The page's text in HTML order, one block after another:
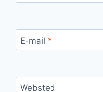
E-mail *
Websted